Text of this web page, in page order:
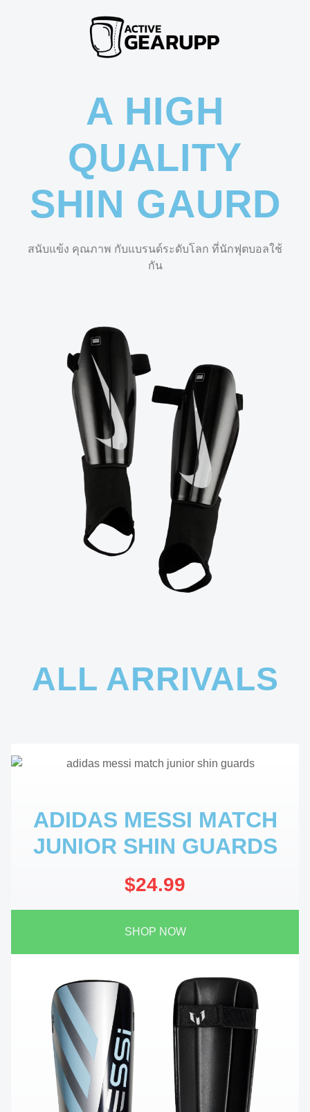
A HIGH
QUALITY
SHIN GAURD
สนับแข้ง คุณภาพ กับแบรนด์ระดับโลก ที่นักฟุตบอลใช้
กัน
ALL ARRIVALS
ADIDAS MESSI MATCH
JUNIOR SHIN GUARDS
$24.99
SHOP NOW